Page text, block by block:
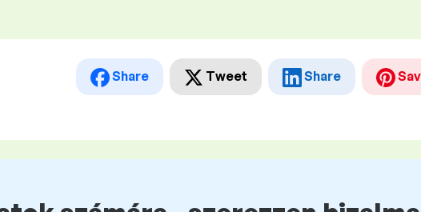
Share Tweet Share